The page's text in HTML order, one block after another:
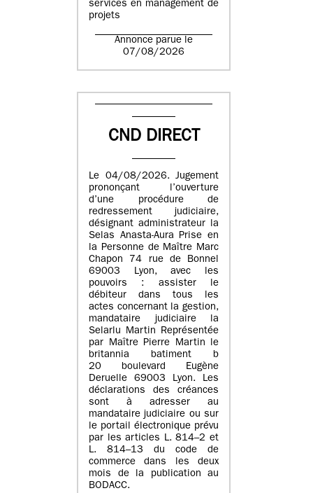
services en management de
projets
Annonce parue le
07/08/2026
CND DIRECT
Le 04/08/2026. Jugement
prononçant l’ouverture
d’une procédure de
redressement judiciaire,
désignant administrateur la
Selas Anasta-Aura Prise en
la Personne de Maître Marc
Chapon 74 rue de Bonnel
69003 Lyon, avec les
pouvoirs : assister le
débiteur dans tous les
actes concernant la gestion,
mandataire judiciaire la
Selarlu Martin Représentée
par Maître Pierre Martin le
britannia batiment b
20 boulevard Eugène
Deruelle 69003 Lyon. Les
déclarations des créances
sont à adresser au
mandataire judiciaire ou sur
le portail électronique prévu
par les articles L. 814–2 et
L. 814–13 du code de
commerce dans les deux
mois de la publication au
BODACC.